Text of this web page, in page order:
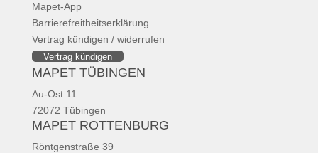
Mapet-App
Barrierefreitheitserklärung
Vertrag kündigen / widerrufen
Vertrag kündigen
MAPET TÜBINGEN
Au-Ost 11
72072 Tübingen
MAPET ROTTENBURG
Röntgenstraße 39